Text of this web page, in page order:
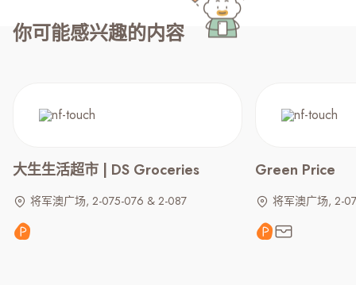
你可能感兴趣的内容
大生生活超市 | DS Groceries
将军澳广场, 2-075-076 & 2-087
Green Price
将军澳广场, 2-